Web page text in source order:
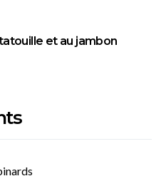
et au jambon